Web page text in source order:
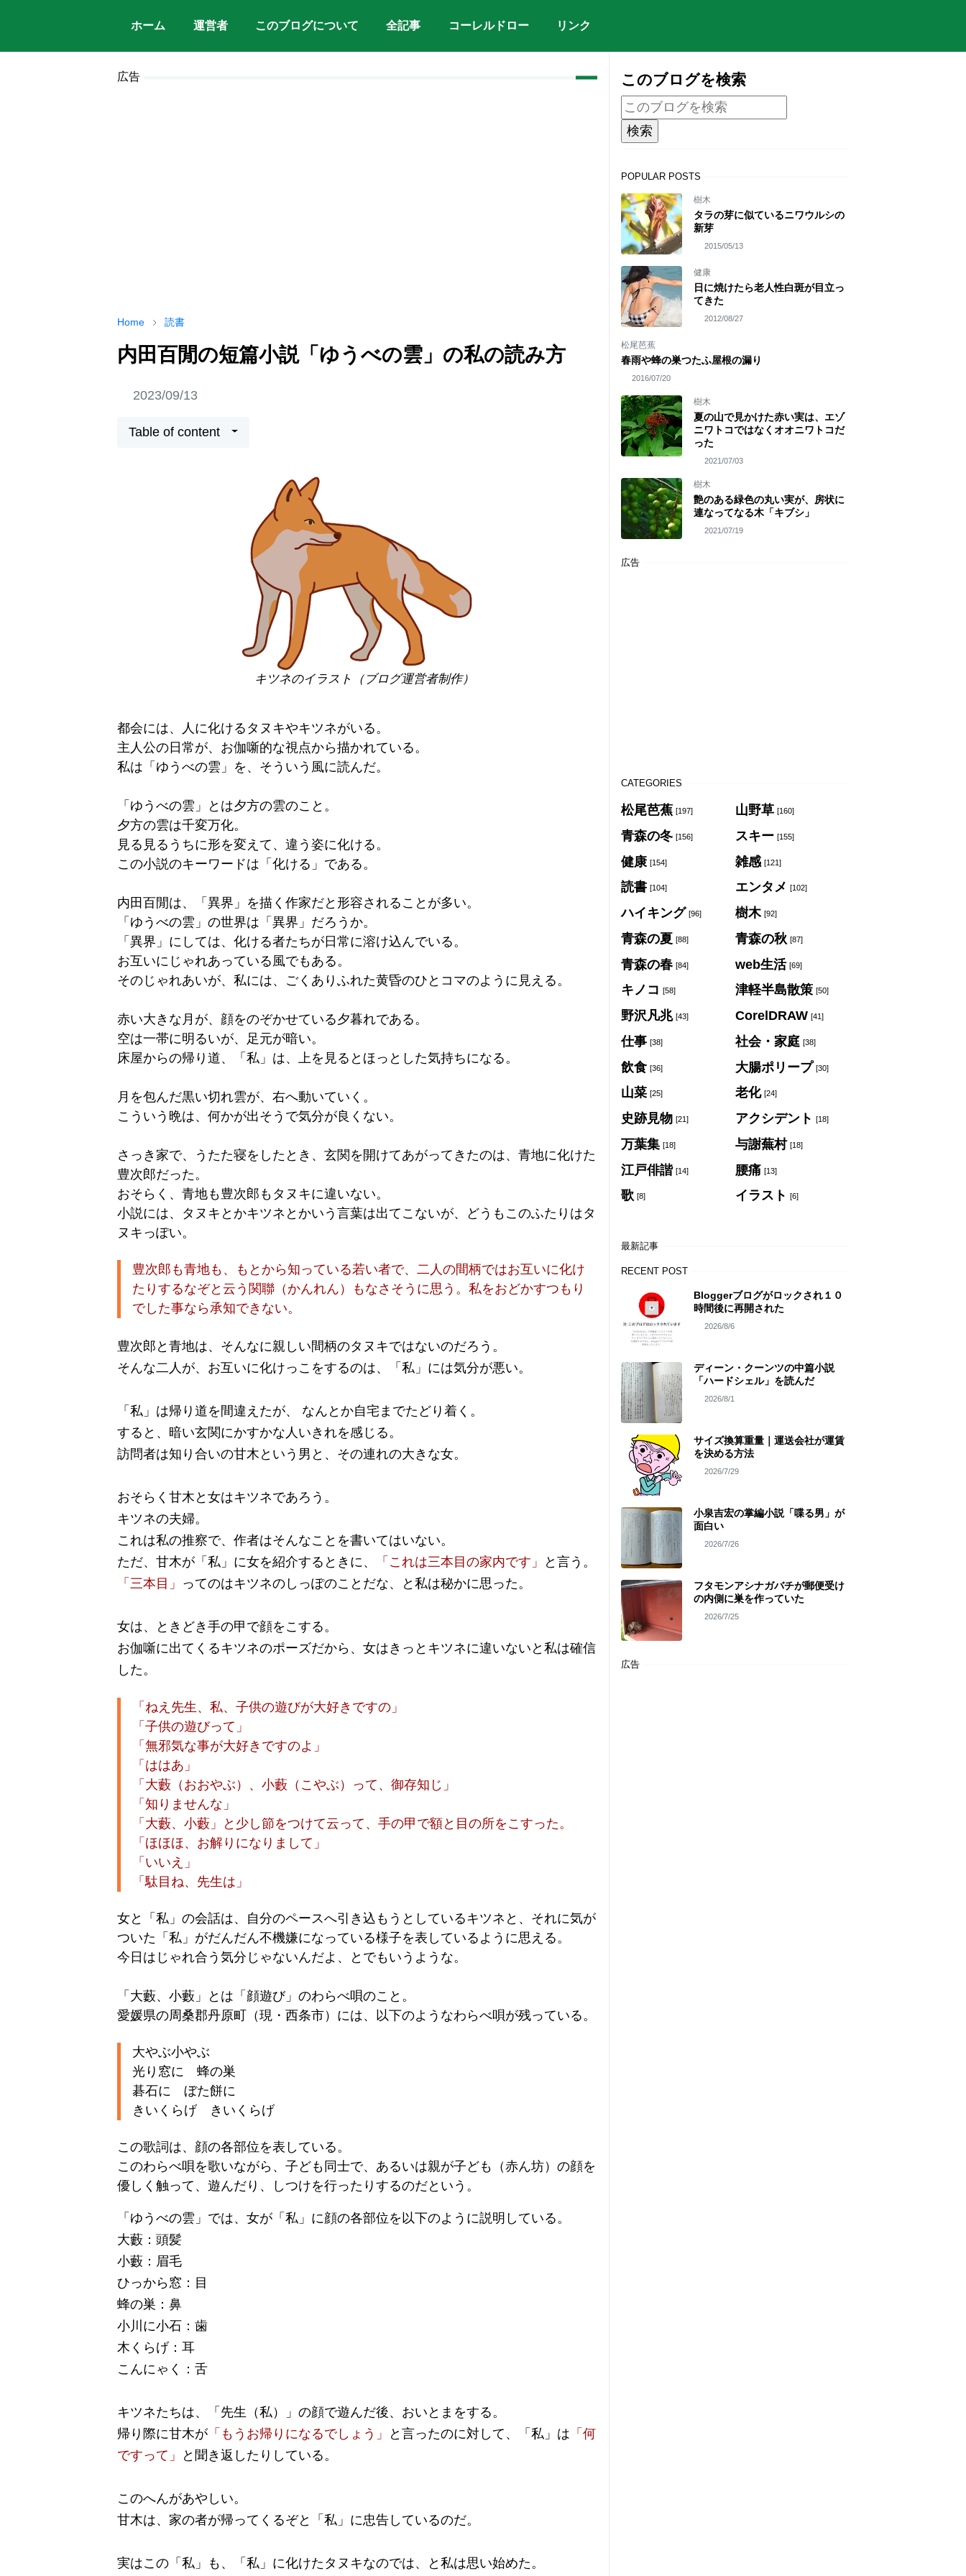
ホーム 運営者 このブログについて 全記事 コーレルドロー リンク
広告
Home 読書
内田百閒の短篇小説「ゆうべの雲」の私の読み方
2023/09/13
Table of content
キツネのイラスト（ブログ運営者制作）
都会には、人に化けるタヌキやキツネがいる。
主人公の日常が、お伽噺的な視点から描かれている。
私は「ゆうべの雲」を、そういう風に読んだ。
「ゆうべの雲」とは夕方の雲のこと。
夕方の雲は千変万化。
見る見るうちに形を変えて、違う姿に化ける。
この小説のキーワードは「化ける」である。
内田百閒は、「異界」を描く作家だと形容されることが多い。
「ゆうべの雲」の世界は「異界」だろうか。
「異界」にしては、化ける者たちが日常に溶け込んでいる。
お互いにじゃれあっている風でもある。
そのじゃれあいが、私には、ごくありふれた黄昏のひとコマのように見える。
赤い大きな月が、顔をのぞかせている夕暮れである。
空は一帯に明るいが、足元が暗い。
床屋からの帰り道、「私」は、上を見るとほっとした気持ちになる。
月を包んだ黒い切れ雲が、右へ動いていく。
こういう晩は、何かが出そうで気分が良くない。
さっき家で、うたた寝をしたとき、玄関を開けてあがってきたのは、青地に化けた
豊次郎だった。
おそらく、青地も豊次郎もタヌキに違いない。
小説には、タヌキとかキツネとかいう言葉は出てこないが、どうもこのふたりはタ
ヌキっぽい。
豊次郎も青地も、もとから知っている若い者で、二人の間柄ではお互いに化け
たりするなぞと云う関聯（かんれん）もなさそうに思う。私をおどかすつもり
でした事なら承知できない。
豊次郎と青地は、そんなに親しい間柄のタヌキではないのだろう。
そんな二人が、お互いに化けっこをするのは、「私」には気分が悪い。
「私」は帰り道を間違えたが、 なんとか自宅までたどり着く。
すると、暗い玄関にかすかな人いきれを感じる。
訪問者は知り合いの甘木という男と、その連れの大きな女。
おそらく甘木と女はキツネであろう。
キツネの夫婦。
これは私の推察で、作者はそんなことを書いてはいない。
ただ、甘木が「私」に女を紹介するときに、
「これは三本目の家内です」
と言う。
「三本目」 ってのはキツネのしっぽのことだな、と私は秘かに思った。
女は、ときどき手の甲で顔をこする。
お伽噺に出てくるキツネのポーズだから、女はきっとキツネに違いないと私は確信
した。
「ねえ先生、私、子供の遊びが大好きですの」
「子供の遊びって」
「無邪気な事が大好きですのよ」
「ははあ」
「大藪（おおやぶ）、小藪（こやぶ）って、御存知じ」
「知りませんな」
「大藪、小藪」と少し節をつけて云って、手の甲で額と目の所をこすった。
「ほほほ、お解りになりまして」
「いいえ」
「駄目ね、先生は」
女と「私」の会話は、自分のペースへ引き込もうとしているキツネと、それに気が
ついた「私」がだんだん不機嫌になっている様子を表しているように思える。
今日はじゃれ合う気分じゃないんだよ、とでもいうような。
「大藪、小藪」とは「顔遊び」のわらべ唄のこと。
愛媛県の周桑郡丹原町（現・西条市）には、以下のようなわらべ唄が残っている。
大やぶ小やぶ
光り窓に 蜂の巣
碁石に ぼた餅に
きいくらげ きいくらげ
この歌詞は、顔の各部位を表している。
このわらべ唄を歌いながら、子ども同士で、あるいは親が子ども（赤ん坊）の顔を
優しく触って、遊んだり、しつけを行ったりするのだという。
「ゆうべの雲」では、女が「私」に顔の各部位を以下のように説明している。
大藪：頭髪
小藪：眉毛
ひっから窓：目
蜂の巣：鼻
小川に小石：歯
木くらげ：耳
こんにゃく：舌
キツネたちは、「先生（私）」の顔で遊んだ後、おいとまをする。
帰り際に甘木が 「もうお帰りになるでしょう」 と言ったのに対して、「私」は 「何
ですって」
と聞き返したりしている。
このへんがあやしい。
甘木は、家の者が帰ってくるぞと「私」に忠告しているのだ。
実はこの「私」も、「私」に化けたタヌキなのでは、と私は思い始めた。
このブログを検索
POPULAR POSTS
樹木
タラの芽に似ているニワウルシの
新芽
2015/05/13
健康
日に焼けたら老人性白斑が目立っ
てきた
2012/08/27
松尾芭蕉
春雨や蜂の巣つたふ屋根の漏り
2016/07/20
樹木
夏の山で見かけた赤い実は、エゾ
ニワトコではなくオオニワトコだ
った
2021/07/03
樹木
艶のある緑色の丸い実が、房状に
連なってなる木「キブシ」
2021/07/19
広告
CATEGORIES
松尾芭蕉 [197] 山野草 [160]
青森の冬 [156] スキー [155]
健康 [154] 雑感 [121]
読書 [104] エンタメ [102]
ハイキング [96] 樹木 [92]
青森の夏 [88] 青森の秋 [87]
青森の春 [84] web生活 [69]
キノコ [58] 津軽半島散策 [50]
野沢凡兆 [43] CorelDRAW [41]
仕事 [38] 社会・家庭 [38]
飲食 [36] 大腸ポリープ [30]
山菜 [25] 老化 [24]
史跡見物 [21] アクシデント [18]
万葉集 [18] 与謝蕪村 [18]
江戸俳諧 [14] 腰痛 [13]
歌 [8] イラスト [6]
最新記事
RECENT POST
Bloggerブログがロックされ１０
時間後に再開された
2026/8/6
ディーン・クーンツの中篇小説
「ハードシェル」を読んだ
2026/8/1
サイズ換算重量｜運送会社が運賃
を決める方法
2026/7/29
小泉吉宏の掌編小説「喋る男」が
面白い
2026/7/26
フタモンアシナガバチが郵便受け
の内側に巣を作っていた
2026/7/25
広告